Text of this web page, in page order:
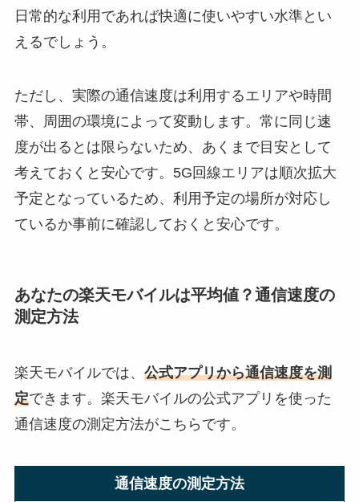
日常的な利用であれば快適に使いやすい水準とい
えるでしょう。
ただし、実際の通信速度は利用するエリアや時間
帯、周囲の環境によって変動します。常に同じ速
度が出るとは限らないため、あくまで目安として
考えておくと安心です。5G回線エリアは順次拡大
予定となっているため、利用予定の場所が対応し
ているか事前に確認しておくと安心です。
あなたの楽天モバイルは平均値？通信速度の
測定方法
楽天モバイルでは、 公式アプリから通信速度を測
定できます。楽天モバイルの公式アプリを使った
通信速度の測定方法がこちらです。
通信速度の測定方法